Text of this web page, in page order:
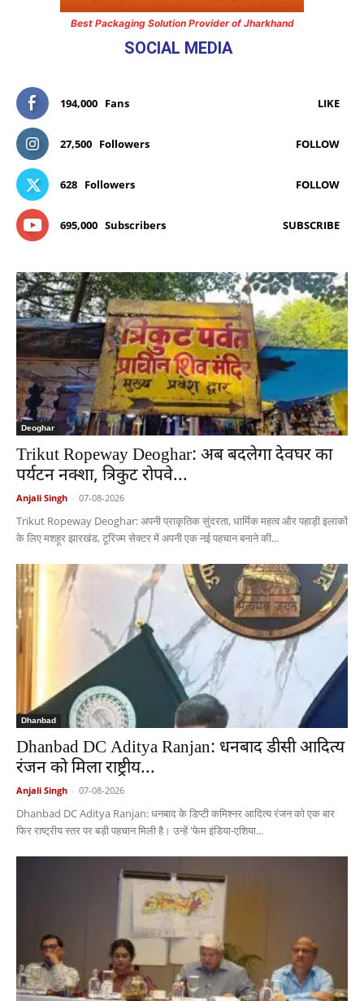
Best Packaging Solution Provider of Jharkhand
SOCIAL MEDIA
194,000 Fans LIKE
27,500 Followers FOLLOW
628 Followers FOLLOW
695,000 Subscribers SUBSCRIBE
Deoghar
Trikut Ropeway Deoghar: अब बदलेगा देवघर का
पर्यटन नक्शा, त्रिकुट रोपवे...
Anjali Singh - 07-08-2026
Trikut Ropeway Deoghar: अपनी प्राकृतिक सुंदरता, धार्मिक महत्व और पहाड़ी इलाकों
के लिए मशहूर झारखंड, टूरिज्म सेक्टर में अपनी एक नई पहचान बनाने की...
Dhanbad
Dhanbad DC Aditya Ranjan: धनबाद डीसी आदित्य
रंजन को मिला राष्ट्रीय...
Anjali Singh - 07-08-2026
Dhanbad DC Aditya Ranjan: धनबाद के डिप्टी कमिश्नर आदित्य रंजन को एक बार
फिर राष्ट्रीय स्तर पर बड़ी पहचान मिली है। उन्हें 'फेम इंडिया-एशिया...